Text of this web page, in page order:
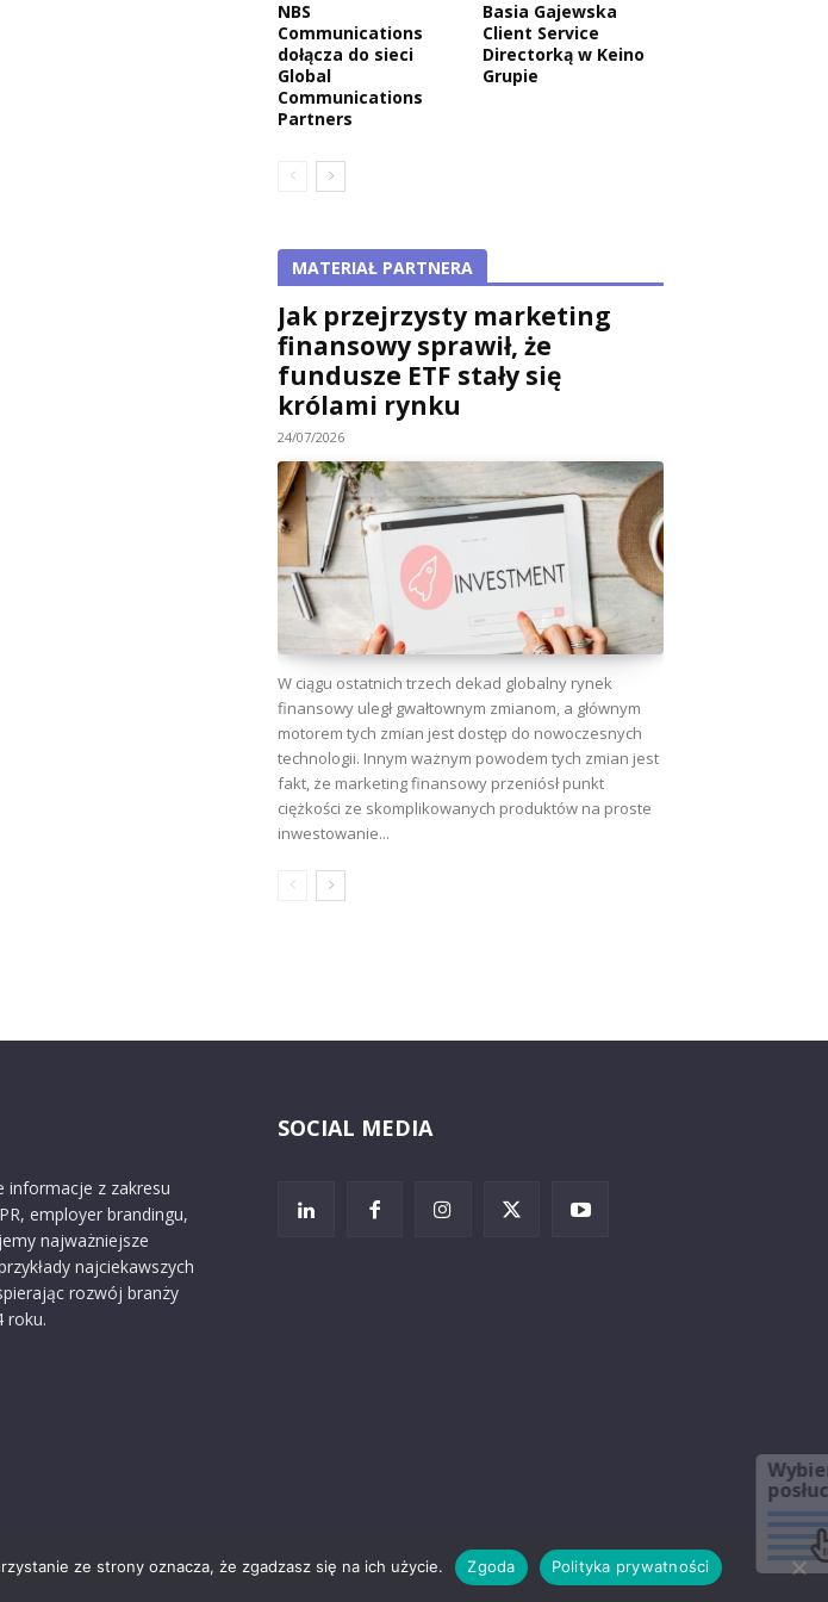
NBS
Communications
dołącza do sieci
Global
Communications
Partners
Basia Gajewska
Client Service
Directorką w Keino
Grupie
MATERIAŁ PARTNERA
Jak przejrzysty marketing
finansowy sprawił, że
fundusze ETF stały się
królami rynku
24/07/2026
W ciągu ostatnich trzech dekad globalny rynek
finansowy uległ gwałtownym zmianom, a głównym
motorem tych zmian jest dostęp do nowoczesnych
technologii. Innym ważnym powodem tych zmian jest
fakt, że marketing finansowy przeniósł punkt
ciężkości ze skomplikowanych produktów na proste
inwestowanie...
informacje z zakresu
employer brandingu,
najważniejsze
najciekawszych
rozwój branży
roku.
SOCIAL MEDIA
O nas Reklama Zastrzeżenia prawne
ze strony oznacza, że zgadzasz się na ich użycie. Zgoda Polityka prywatności